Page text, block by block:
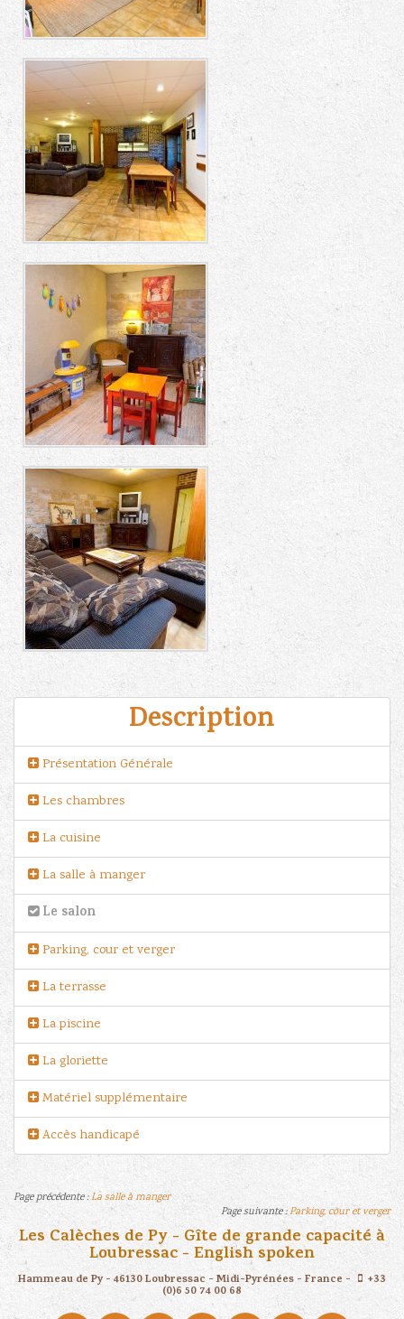
Description
Présentation Générale
Les chambres
La cuisine
La salle à manger
Le salon
Parking, cour et verger
La terrasse
La piscine
La gloriette
Matériel supplémentaire
Accès handicapé
Page précédente :La salle à manger
Page suivante :Parking, cour et verger
Les Calèches de Py - Gîte de grande capacité à
Loubressac - English spoken
Hammeau de Py- 46130Loubressac -Midi-Pyrénées- France - +33
(0)6 50 74 00 68